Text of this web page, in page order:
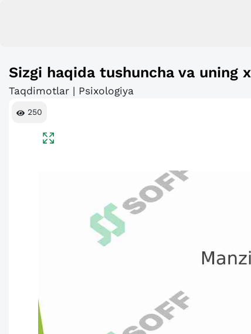
Sizgi haqida tushuncha va uning
Taqdimotlar | Psixologiya
250